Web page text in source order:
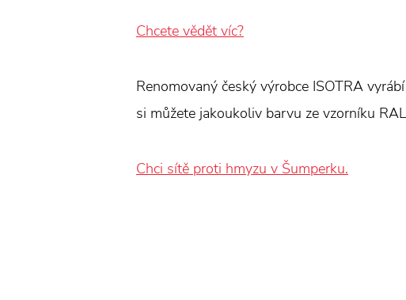
Chcete vědět víc?
Renomovaný český výrobce ISOTRA
si můžete jakoukoliv barvu ze vzorníku
Chci sítě proti hmyzu v Šumperku.